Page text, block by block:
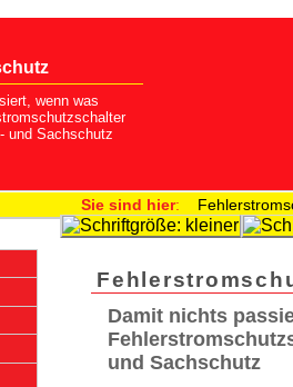
wenn was
und Sachschutz
Sie sind hier:
Damit nichts
und Sachschutz